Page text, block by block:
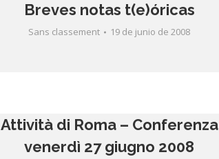
Breves notas t(e)óricas
Sans classement 19 de junio de 2008
Attività di Roma – Conferenza
venerdì 27 giugno 2008